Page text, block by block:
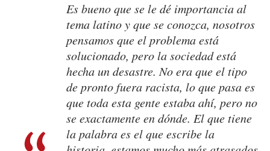
Es bueno que se le dé importancia al
tema latino y que se conozca, nosotros
pensamos que el problema está
solucionado, pero la sociedad está
hecha un desastre. No era que el tipo
de pronto fuera racista, lo que pasa es
que toda esta gente estaba ahí, pero no
se exactamente en dónde. El que tiene
la palabra es el que escribe la